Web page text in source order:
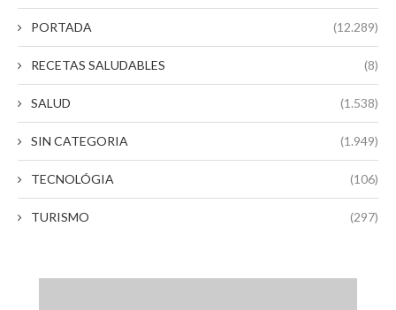
PORTADA (12.289)
RECETAS SALUDABLES (8)
SALUD (1.538)
SIN CATEGORIA (1.949)
TECNOLÓGIA (106)
TURISMO (297)